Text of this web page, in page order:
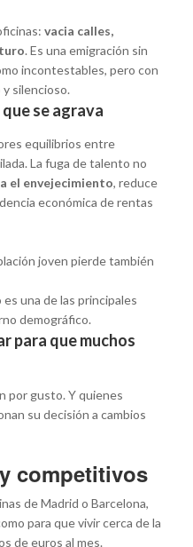
vacia calles,
. Es una emigración sin
incontestables, pero con
silencioso.
se agrava
equilibrios entre
La fuga de talento no
el envejecimiento, reduce
económica de rentas
joven pierde también
una de las principales
demográfico.
para que muchos
por gusto. Y quienes
su decisión a cambios
competitivos
de Madrid o Barcelona,
para que vivir cerca de la
de euros al mes.